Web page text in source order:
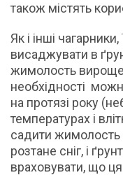
також містять
Як і інші
висаджувати в
жимолость
необхідності
на протязі року
температурах і
садити жимолость
розтане сніг, і
враховувати, що